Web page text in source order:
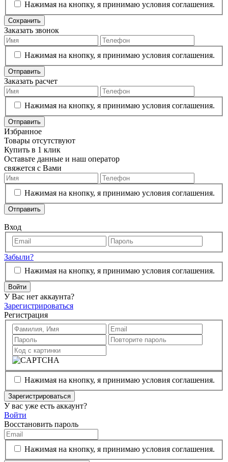
Нажимая на кнопку, я принимаю условия соглашения.
Сохранить
Заказать звонок
Нажимая на кнопку, я принимаю условия соглашения.
Отправить
Заказать расчет
Нажимая на кнопку, я принимаю условия соглашения.
Отправить
Избранное
Товары отсутствуют
Купить в 1 клик
Оставьте данные и наш оператор
свяжется с Вами
Нажимая на кнопку, я принимаю условия соглашения.
Отправить
Вход
Забыли?
Нажимая на кнопку, я принимаю условия соглашения.
Войти
У Вас нет аккаунта?
Зарегистрироваться
Регистрация
Нажимая на кнопку, я принимаю условия соглашения.
Зарегистрироваться
У вас уже есть аккаунт?
Войти
Восстановить пароль
Нажимая на кнопку, я принимаю условия соглашения.